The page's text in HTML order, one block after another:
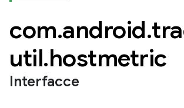
com.android.
util.hostmetric
Interfacce